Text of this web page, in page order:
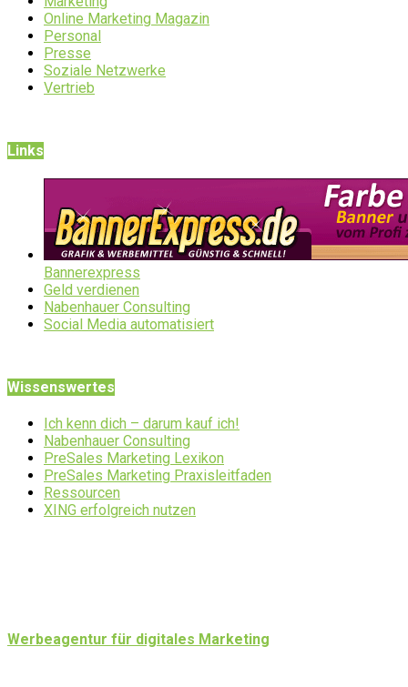
Online Marketing Magazin
Personal
Presse
Soziale Netzwerke
Vertrieb
Links
Bannerexpress
Geld verdienen
Nabenhauer Consulting
Social Media automatisiert
Wissenswertes
Ich kenn dich – darum kauf ich!
Nabenhauer Consulting
PreSales Marketing Lexikon
PreSales Marketing Praxisleitfaden
Ressourcen
XING erfolgreich nutzen
Werbeagentur für digitales Marketing